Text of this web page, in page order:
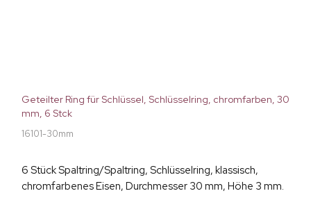
Geteilter Ring für Schlüssel, Schlüsselring, chromfarben, 30
mm, 6 Stck
16101-30mm
6 Stück Spaltring/Spaltring, Schlüsselring, klassisch,
chromfarbenes Eisen, Durchmesser 30 mm, Höhe 3 mm.